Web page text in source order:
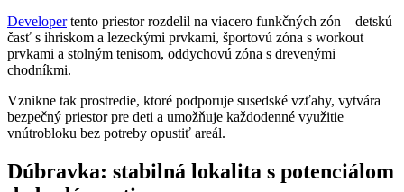
Developertento priestor rozdelil na viacero funkčných zón – detskú
časť s ihriskom a lezeckými prvkami, športovú zóna s workout
prvkami a stolným tenisom, oddychovú zóna s drevenými
chodníkmi.
Vznikne tak prostredie, ktoré podporuje susedské vzťahy, vytvára
bezpečný priestor pre deti a umožňuje každodenné využitie
vnútrobloku bez potreby opustiť areál.
Dúbravka: stabilná lokalita s potenciálom